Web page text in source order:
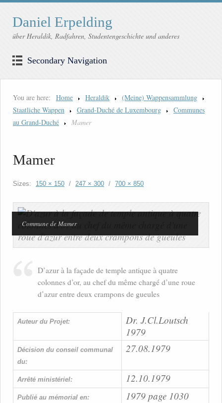
Daniel Erpelding
über Heraldik, Radfahren, Studentengeschichte und anderes
Secondary Navigation
You are here: Home Heraldik
(Meine) Wappensammlung
Staatliche Wappen
Grand-Duché de Luxembourg
Communes
au Grand-Duché
Mamer
Mamer
Sizes: 150 × 150 / 247 × 300 / 700 × 850
Commune de Mamer
D’azur à la façade de temple antique à quatre
colonnes d’or, au chef du même chargé d’une roue
d’azur entre deux crampons de gueules
Auteur du Projet:
Dr. J.Cl.Loutsch
1979
Décision du conseil communal
du:
27.08.1979
Arrêté ministériel: 12.10.1979
Publié au mémorial en: 1979 page 1030